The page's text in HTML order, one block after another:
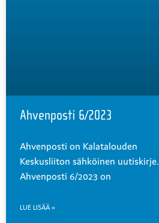
Ahvenposti 6/2023
Ahvenposti on Kalatalouden
Keskusliiton sähköinen uutiskirje.
Ahvenposti 6/2023 on
LUE LISÄÄ »